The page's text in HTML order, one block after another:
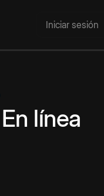
Iniciar sesión
En línea